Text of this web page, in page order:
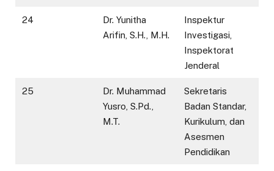
24
Dr. Yunitha
Arifin, S.H., M.H.
Inspektur
Investigasi,
Inspektorat
Jenderal
25
Dr. Muhammad
Yusro, S.Pd.,
M.T.
Sekretaris
Badan Standar,
Kurikulum, dan
Asesmen
Pendidikan